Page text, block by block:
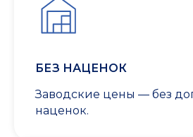
БЕЗ НАЦЕНОК
Заводские цены — без
наценок.